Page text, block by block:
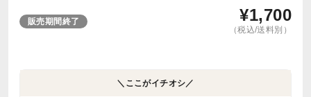
販売期間終了 ¥1,700
（税込/送料別）
＼ここがイチオシ／